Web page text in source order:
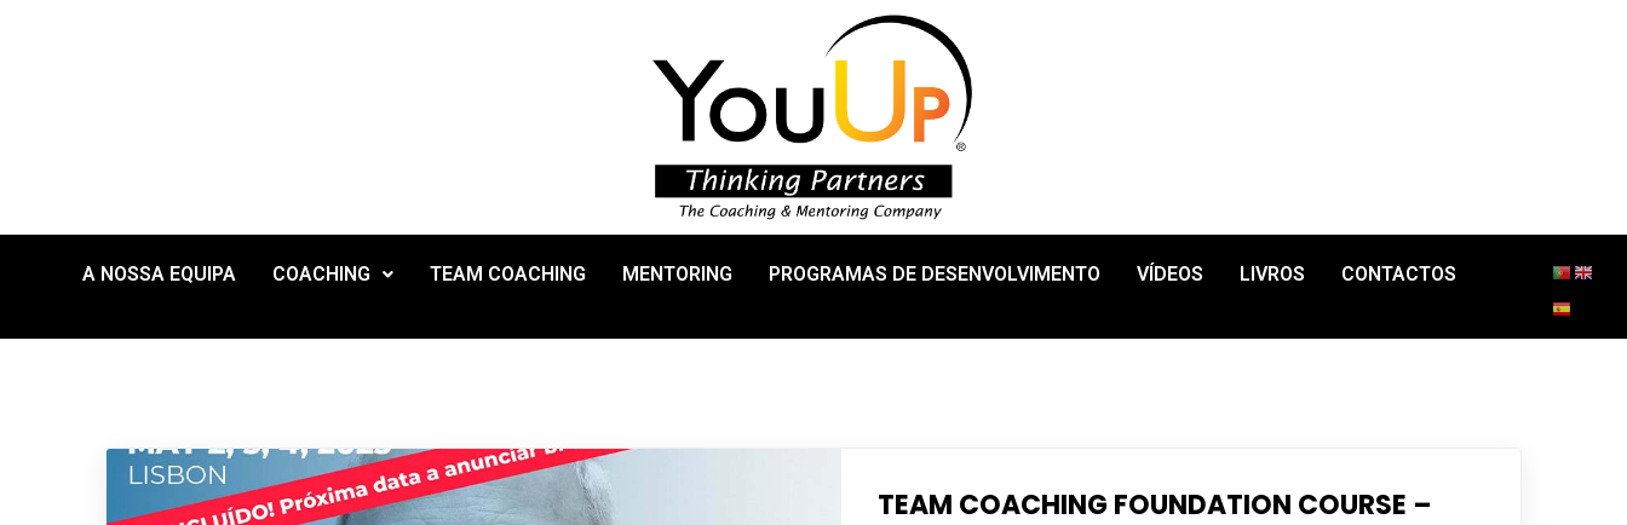
A NOSSA EQUIPA COACHING TEAM COACHING MENTORING PROGRAMAS DE DESENVOLVIMENTO VÍDEOS LIVROS CONTACTOS
TEAM COACHING FOUNDATION COURSE –